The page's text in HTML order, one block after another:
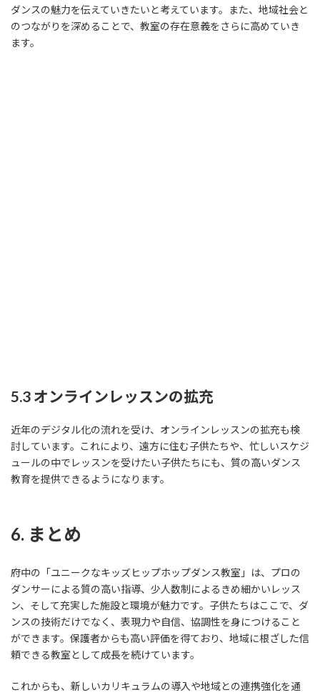
ダンスの魅力を伝えていきたいと考えています。また、地域社会と
のつながりを深めることで、教室の存在意義をさらに高めていき
ます。
5.3 オンラインレッスンの拡充
近年のデジタル化の流れを受け、オンラインレッスンの拡充も検
討しています。これにより、遠方に住む子供たちや、忙しいスケジ
ュールの中でレッスンを受けたい子供たちにも、質の高いダンス
教育を提供できるようになります。
6. まとめ
府中の「ユニークなキッズヒップホップダンス教室」は、プロの
ダンサーによる質の高い指導、少人数制によるきめ細かいレッス
ン、そして充実した施設と環境が魅力です。子供たちはここで、ダ
ンスの技術だけでなく、表現力や自信、協調性を身につけること
ができます。保護者からも高い評価を得ており、地域に根ざした信
頼できる教室として成長を続けています。
これからも、新しいカリキュラムの導入や地域との連携強化を通